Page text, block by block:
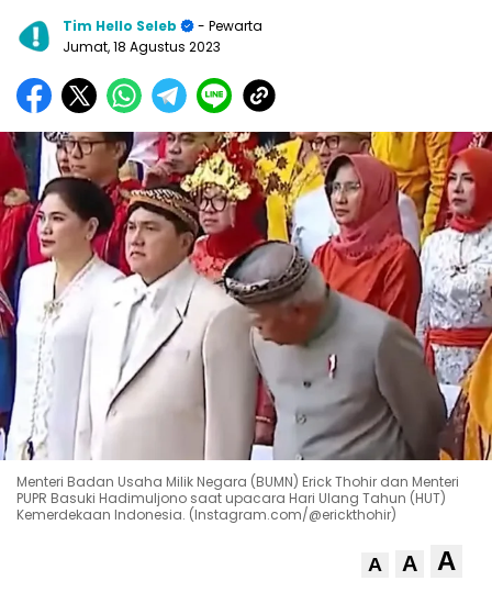
Tim Hello Seleb
- Pewarta
Jumat, 18 Agustus 2023
Menteri Badan Usaha Milik Negara (BUMN) Erick Thohir dan Menteri
PUPR Basuki Hadimuljono saat upacara Hari Ulang Tahun (HUT)
Kemerdekaan Indonesia. (Instagram.com/@erickthohir)
A A A